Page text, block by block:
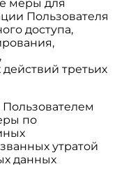
меры для
Пользователя
доступа,
третьих
по
утратой
данных